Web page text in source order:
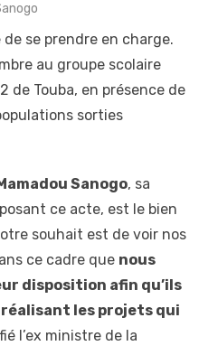
se prendre en charge.
au groupe scolaire
de Touba, en présence de
sorties
Sanogo, sa
ce acte, est le bien
souhait est de voir nos
ce cadre que nous
disposition afin qu’ils
réalisant les projets qui
l’ex ministre de la